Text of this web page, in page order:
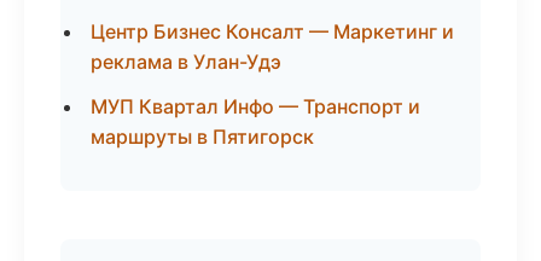
Центр Бизнес Консалт — Маркетинг и
реклама в Улан-Удэ
МУП Квартал Инфо — Транспорт и
маршруты в Пятигорск